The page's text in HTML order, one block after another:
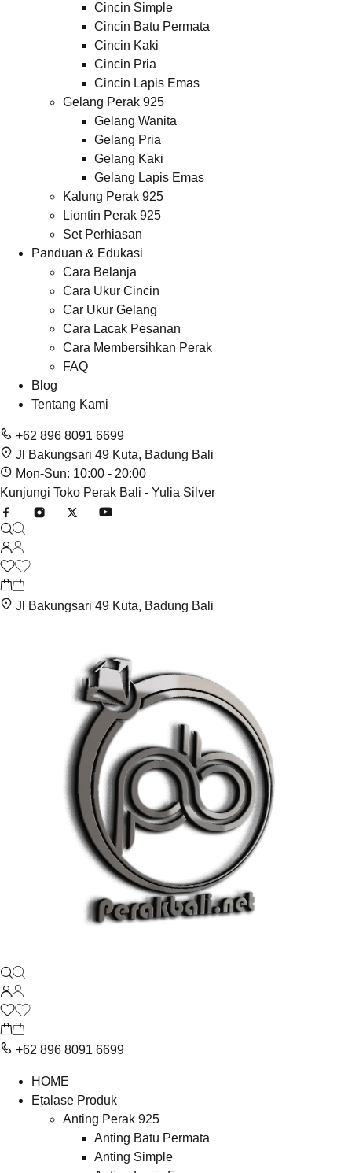
Cincin Simple
Cincin Batu Permata
Cincin Kaki
Cincin Pria
Cincin Lapis Emas
Gelang Perak 925
Gelang Wanita
Gelang Pria
Gelang Kaki
Gelang Lapis Emas
Kalung Perak 925
Liontin Perak 925
Set Perhiasan
Panduan & Edukasi
Cara Belanja
Cara Ukur Cincin
Car Ukur Gelang
Cara Lacak Pesanan
Cara Membersihkan Perak
FAQ
Blog
Tentang Kami
+62 896 8091 6699
Jl Bakungsari 49 Kuta, Badung Bali
Mon-Sun: 10:00 - 20:00
Kunjungi Toko Perak Bali - Yulia Silver
Jl Bakungsari 49 Kuta, Badung Bali
+62 896 8091 6699
HOME
Etalase Produk
Anting Perak 925
Anting Batu Permata
Anting Simple